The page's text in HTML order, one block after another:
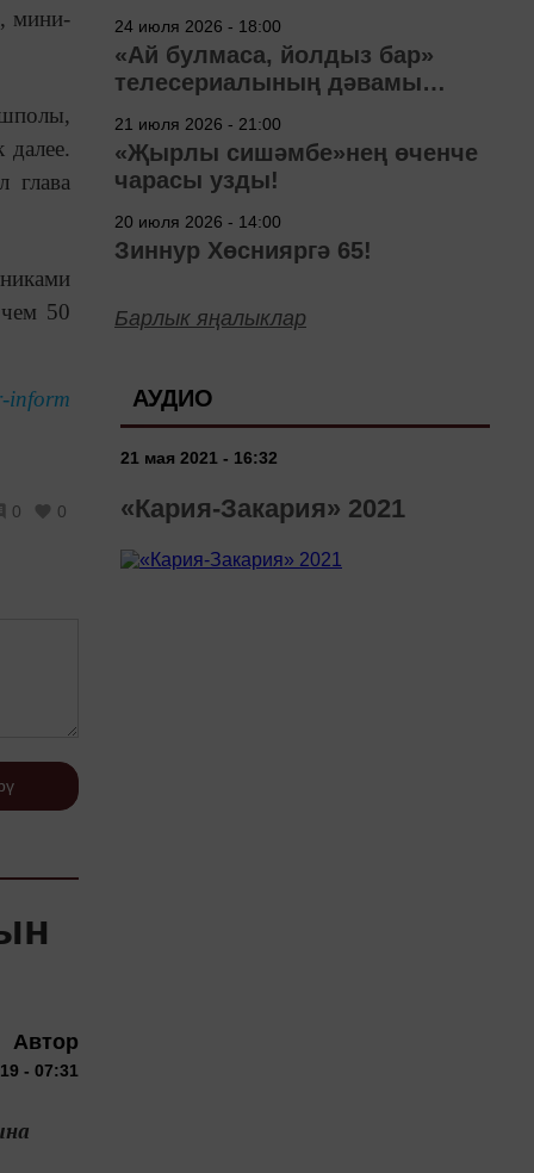
мини-
глава
50
inform
0 0
Автор
- 07:31
24 июля 2026 - 18:00
«Ай булмаса, йолдыз бар»
телесериалының дәвамы
21 июля 2026 - 21:00
«Җырлы сишәмбе»нең өченче
чарасы узды!
20 июля 2026 - 14:00
Зиннур Хөснияргә 65!
Барлык яңалыклар
АУДИО
21 мая 2021 - 16:32
«Кария-Закария» 2021